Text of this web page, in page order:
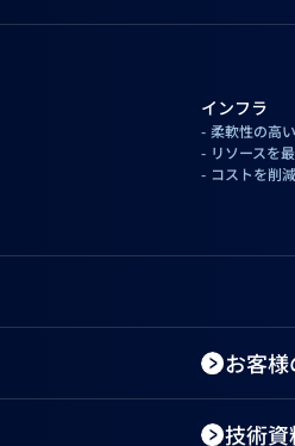
インフラ
柔軟性の高
リソースを
コストを削
お客
技術